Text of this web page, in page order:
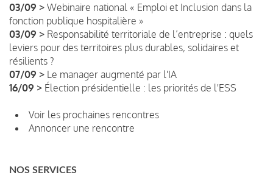
03/09 > Webinaire national « Emploi et Inclusion dans la
fonction publique hospitalière »
03/09 > Responsabilité territoriale de l’entreprise : quels
leviers pour des territoires plus durables, solidaires et
résilients ?
07/09 > Le manager augmenté par l'IA
16/09 > Élection présidentielle : les priorités de l'ESS
Voir les prochaines rencontres
Annoncer une rencontre
NOS SERVICES